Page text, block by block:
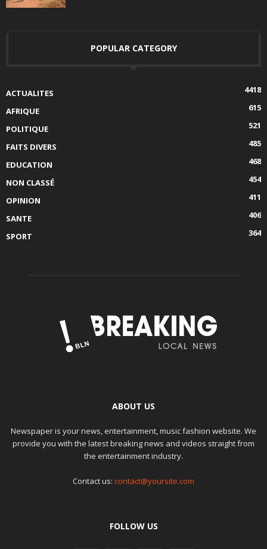
POPULAR CATEGORY
ACTUALITES
4418
AFRIQUE
615
POLITIQUE
521
FAITS DIVERS
485
EDUCATION
468
NON CLASSÉ
454
OPINION
411
SANTE
406
SPORT
364
ABOUT US
Newspaper is your news, entertainment, music fashion website. We
provide you with the latest breaking news and videos straight from
the entertainment industry.
Contact us: contact@yoursite.com
FOLLOW US